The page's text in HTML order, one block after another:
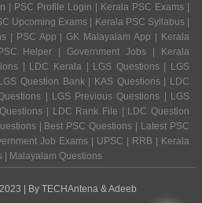
| PSC Profile Login | Kerala PSC Exams |
Upcoming Exams | Kerala PSC Syllabus |
| PSC App | GK Malayalam App | Kerala
Helper | Government Jobs | Kerala
| LDC Kerala | LGS Questions | LGS
Question Bank | KAS Questions | LDC
| LGS Previous Questions | LGS
| LDC Rank File | LDC Question
| Best PSC Questions | Latest PSC
Job Exams | UPSC | RRB | Kerala
| Malayalam Questions
| By TECHAntena & Adeeb